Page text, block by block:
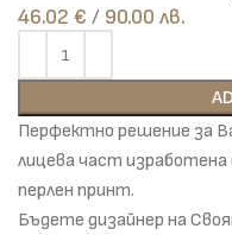
46.02 € лв.
Перфектно решение за
лицева част
перлен принт.
Бъдете дизайнер на